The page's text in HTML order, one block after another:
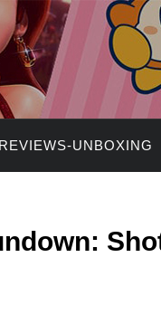
REVIEWS-UNBOXING